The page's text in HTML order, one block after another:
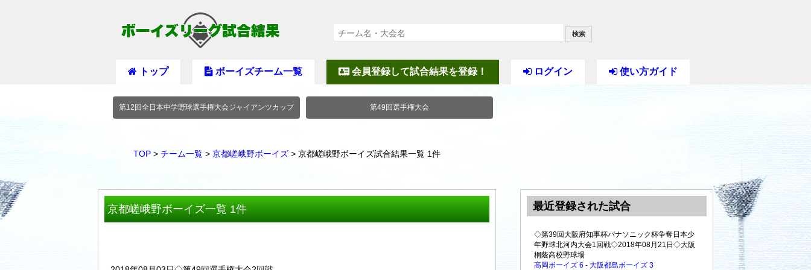
検索
トップ ボーイズチーム一覧 会員登録して試合結果を登録！ ログイン 使い方ガイド
第12回全日本中学野球選手権大会ジャイアンツカップ 第49回選手権大会
TOP >チーム一覧 >京都嵯峨野ボーイズ > 京都嵯峨野ボーイズ試合結果一覧 1件
京都嵯峨野ボーイズ一覧 1件 最近登録された試合
◇第39回大阪府知事杯パナソニック杯争奪日本少
年野球北河内大会1回戦◇2018年08月21日◇大阪
桐蔭高校野球場
高岡ボーイズ 6 - 大阪都島ボーイズ 3